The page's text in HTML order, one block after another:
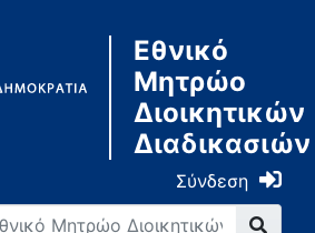
Εθνικό
Μητρώο
Διοικητικών
Διαδικασιών
Σύνδεση